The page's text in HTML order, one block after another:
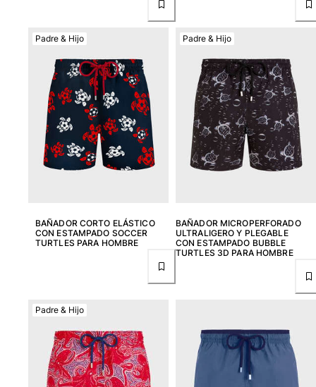
Zapatos
Chanclas
Mocasín
Calzado de Playa
Ver todo Zapatos
Outdoor
Ver todo Outdoor
Ver todo Calcetines
Ver todo Juegos de playa
Llavero
Ver todo Llavero
Joyería y Relojes
BAÑADOR CORTO ELÁSTICO
CON ESTAMPADO SOCCER
TURTLES PARA HOMBRE
Padre & Hijo
BAÑADOR MICROPERFORADO
ULTRALIGERO Y PLEGABLE
CON ESTAMPADO BUBBLE
TURTLES 3D PARA HOMBRE
Padre & Hijo
Padre & Hijo